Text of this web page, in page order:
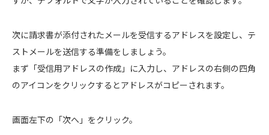
次に請求書が添付されたメールを受信するアドレスを設定し、テ
ストメールを送信する準備をしましょう。
まず「受信用アドレスの作成」に入力し、アドレスの右側の四角
のアイコンをクリックするとアドレスがコピーされます。
画面左下の「次へ」をクリック。